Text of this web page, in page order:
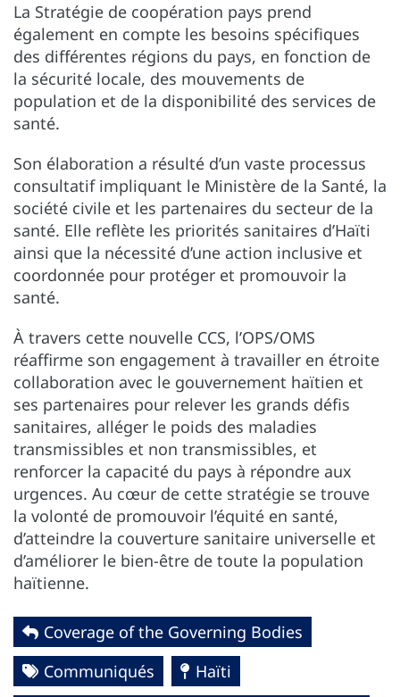
La Stratégie de coopération pays prend
également en compte les besoins spécifiques
des différentes régions du pays, en fonction de
la sécurité locale, des mouvements de
population et de la disponibilité des services de
santé.
Son élaboration a résulté d’un vaste processus
consultatif impliquant le Ministère de la Santé, la
société civile et les partenaires du secteur de la
santé. Elle reflète les priorités sanitaires d’Haïti
ainsi que la nécessité d’une action inclusive et
coordonnée pour protéger et promouvoir la
santé.
À travers cette nouvelle CCS, l’OPS/OMS
réaffirme son engagement à travailler en étroite
collaboration avec le gouvernement haïtien et
ses partenaires pour relever les grands défis
sanitaires, alléger le poids des maladies
transmissibles et non transmissibles, et
renforcer la capacité du pays à répondre aux
urgences. Au cœur de cette stratégie se trouve
la volonté de promouvoir l’équité en santé,
d’atteindre la couverture sanitaire universelle et
d’améliorer le bien-être de toute la population
haïtienne.
Coverage of the Governing Bodies
Communiqués
Haïti